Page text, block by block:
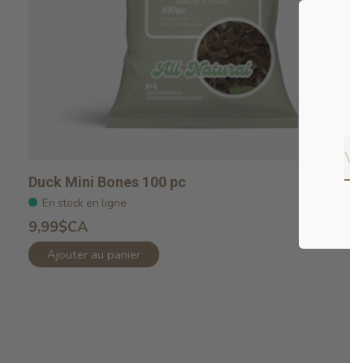
Duck Mini Bones 100 pc
En stock en ligne
9,99$CA
Ajouter au panier